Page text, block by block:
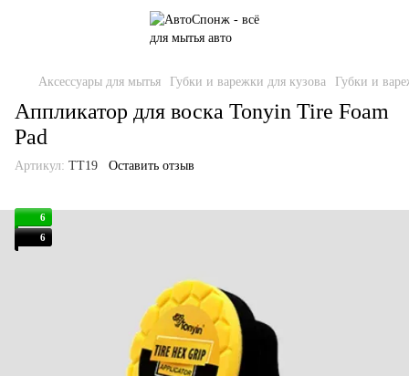
Аксессуары для мытья Губки и варежки для кузова Губки и
Аппликатор для воска Tonyin Tire Foam
Pad
Артикул: TT19 Оставить отзыв
6
6